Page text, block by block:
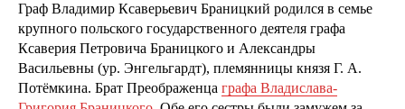
Граф Владимир Ксаверьевич Браницкий родился в семье
крупного польского государственного деятеля графа
Ксаверия Петровича Браницкого и Александры
Васильевны (ур. Энгельгардт), племянницы князя Г. А.
Потёмкина. Брат Преображенца графа Владислава-